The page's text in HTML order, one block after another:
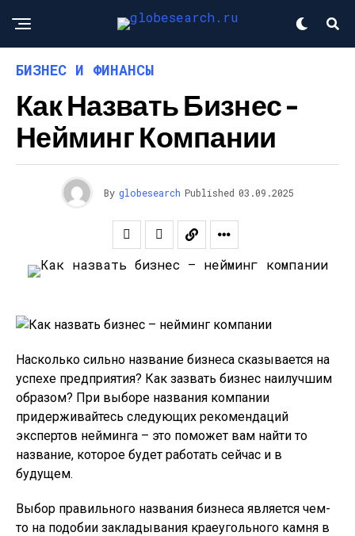
БИЗНЕС И ФИНАНСЫ
Как Назвать Бизнес –
Нейминг Компании
By globesearch Published 03.09.2025
Насколько сильно название бизнеса сказывается на
успехе предприятия? Как зазвать бизнес наилучшим
образом? При выборе названия компании
придерживайтесь следующих рекомендаций
экспертов нейминга – это поможет вам найти то
название, которое будет работать сейчас и в
будущем.
Выбор правильного названия бизнеса является чем-
то на подобии закладывания краеугольного камня в